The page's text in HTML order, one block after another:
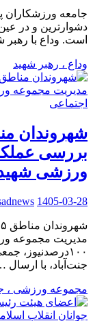
جامعه ورزشکاران
دشوارترین و در
است. وداع با رهبر
وداع ، رهبر شهید
اجتماعی
بررسی
ورزشی
1405-03-28
مدیریت مجموعه
۱۰۰درصدنیوز،
جنت‌آباد، با ارسال
مجموعه ورزشی ،